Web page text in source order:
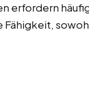
erfordern